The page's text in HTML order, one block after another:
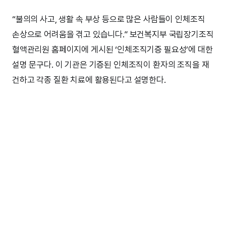
“불의의 사고, 생활 속 부상 등으로 많은 사람들이 인체조직
손상으로 어려움을 겪고 있습니다.” 보건복지부 국립장기조직
혈액관리원 홈페이지에 게시된 ‘인체조직기증 필요성’에 대한
설명 문구다. 이 기관은 기증된 인체조직이 환자의 조직을 재
건하고 각종 질환 치료에 활용된다고 설명한다.